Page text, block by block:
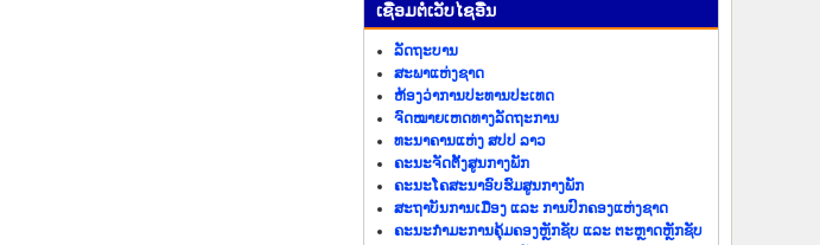
​ເຊື່ອມ​ຕໍ່​ເວັບ​ໄຊ​ອື່ນ
ລັດ​ຖະ​ບານ
ສະພາແຫ່ງຊາດ
ຫ້ອງວ່າການປະທານປະເທດ
ຈົດໝາຍເຫດທາງລັດຖະການ
ທະນາຄານແຫ່ງ ສປປ ລາວ
ຄະນະຈັດຕັ້ງສູນກາງພັກ
ຄະນະໂຄສະນາອົບຮົມສູນກາງພັກ
ສະຖາບັນການເມືອງ ແລະ ການປົກຄອງແຫ່ງຊາດ
ຄະນະ​ກຳມະການ​ຄຸ້ມ​ຄອງ​ຫຼັກ​ຊັບ ແລະ ຕະຫຼາດຫຼັກຊັບ